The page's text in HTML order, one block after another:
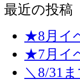
最近の投稿
★8月イ
★7月イ
＼8/31